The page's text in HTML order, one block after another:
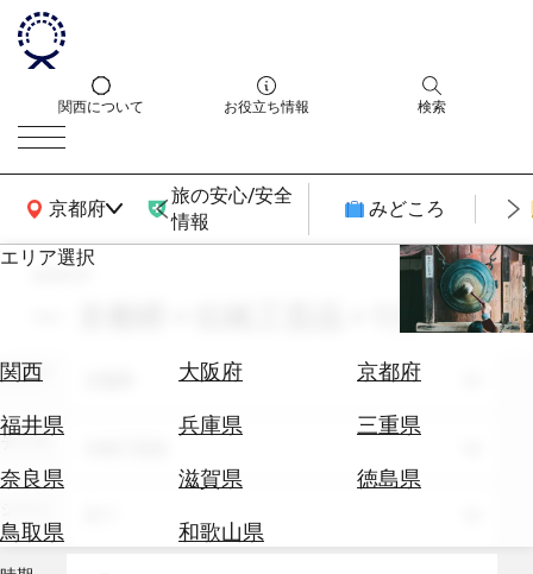
関西について お役立ち情報 検索
京都府
関西広域MAP
旅の安心/安全
情報
みどころ
エリア選択
関西 大阪府
京都府
福井県
兵庫県
三重県
奈良県
滋賀県
徳島県
鳥取県
和歌山県
エ
券
テ
を
search
京都府 × 伝統工芸品 × 11月
エリア
テーマ